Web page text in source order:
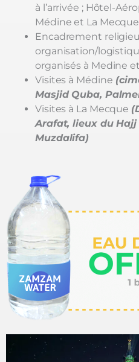
à l’arrivée ; Hôtel-
Médine et La
Encadrement
organisation/
organisés à Medine
Visites à Médine
Masjid Quba,
Visites à La Mecque
Arafat, lieux du Hajj
Muzdalifa)